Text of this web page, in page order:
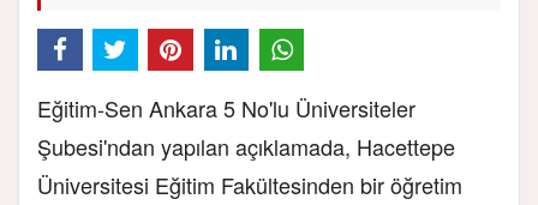
Eğitim-Sen Ankara 5 No'lu Üniversiteler
Şubesi'ndan yapılan açıklamada, Hacettepe
Üniversitesi Eğitim Fakültesinden bir öğretim